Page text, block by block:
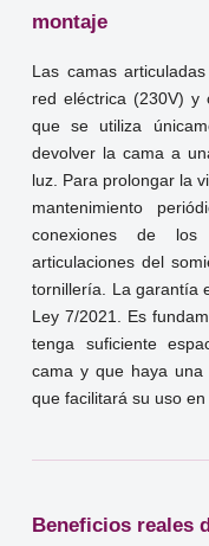
montaje
Las camas
red eléctrica (230V) y
que se utiliza
devolver la cama a
luz. Para prolongar la
mantenimiento
conexiones de
articulaciones del
tornillería. La garantía
Ley 7/2021. Es
tenga suficiente
cama y que haya una
que facilitará su uso en
Beneficios reales